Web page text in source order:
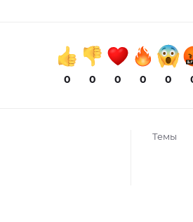
0 0 0 0 0
Темы